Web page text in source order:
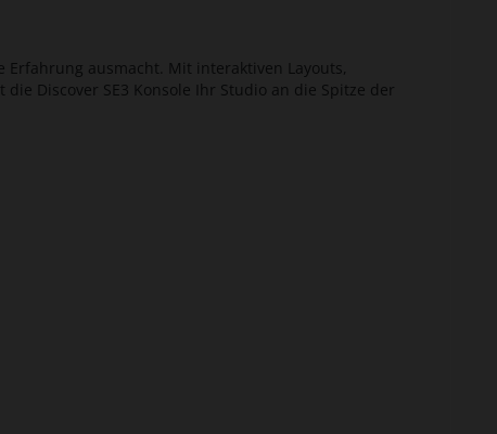
Erfahrung ausmacht. Mit interaktiven Layouts,
Discover SE3 Konsole Ihr Studio an die Spitze der